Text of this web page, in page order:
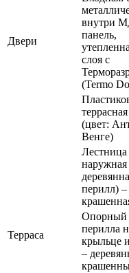
Двери
внутри
панель,
слоя с
(Termo
Терраса
(цвет:
Венге)
Лестница
наружная
перилл) –
Опорный
перилла
крыльце
–